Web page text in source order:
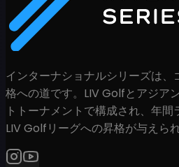
インターナショナルシリーズは
格への道です。LIV Golfとアジア
トトーナメントで構成され、年
LIV Golfリーグへの昇格が与えられ